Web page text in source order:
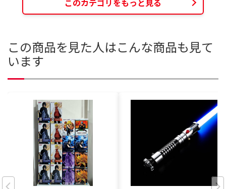
この商品を見た人はこんな商品も見て
います